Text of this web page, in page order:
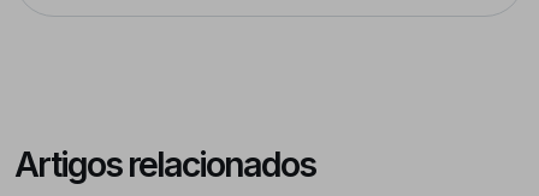
Artigos relacionados